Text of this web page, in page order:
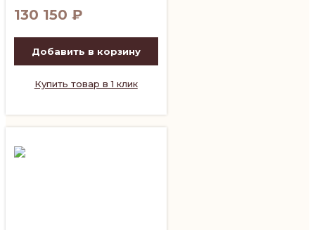
130 150 ₽
Добавить в корзину
Купить товар в 1 клик